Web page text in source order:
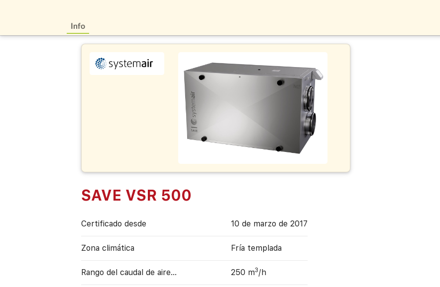
Info
SAVE VSR 500
Certificado desde 10 de marzo de 2017
Zona climática Fría templada
Rango del caudal de aire... 250 m3/h